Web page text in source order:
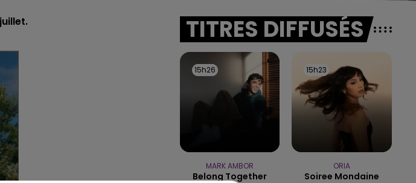
TITRES DIFFUSÉS
15h26
15h26
MARK AMBOR
Belong Together
15h23
15h23
ORIA
Soiree Mondaine